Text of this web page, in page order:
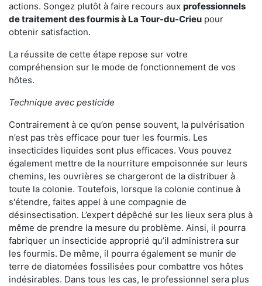
actions. Songez plutôt à faire recours aux professionnels
de traitement des fourmis à La Tour-du-Crieu pour
obtenir satisfaction.
La réussite de cette étape repose sur votre
compréhension sur le mode de fonctionnement de vos
hôtes.
Technique avec pesticide
Contrairement à ce qu’on pense souvent, la pulvérisation
n’est pas très efficace pour tuer les fourmis. Les
insecticides liquides sont plus efficaces. Vous pouvez
également mettre de la nourriture empoisonnée sur leurs
chemins, les ouvrières se chargeront de la distribuer à
toute la colonie. Toutefois, lorsque la colonie continue à
s'étendre, faites appel à une compagnie de
désinsectisation. L’expert dépêché sur les lieux sera plus à
même de prendre la mesure du problème. Ainsi, il pourra
fabriquer un insecticide approprié qu’il administrera sur
les fourmis. De même, il pourra également se munir de
terre de diatomées fossilisées pour combattre vos hôtes
indésirables. Dans tous les cas, le professionnel sera plus